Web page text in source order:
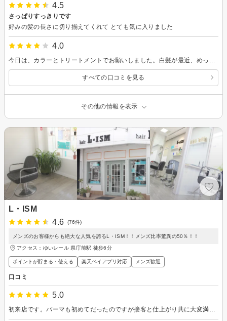
4.5
さっぱりすっきりです
好みの髪の長さに切り揃えてくれて とても気に入りました
4.0
すべての口コミを見る
その他の情報を表示
L・ISM
4.6
(76件)
メンズのお客様からも絶大な人気を誇るL・ISM！！メンズ比率驚異の50％！！
アクセス：ゆいレール 県庁前駅 徒歩6分
ポイントが貯まる・使える 楽天ペイアプリ対応 メンズ歓迎
口コミ
5.0